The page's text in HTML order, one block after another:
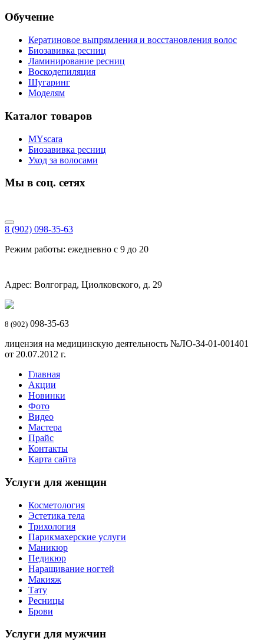
Обучение
Кератиновое выпрямления и восстановления волос
Биозавивка ресниц
Ламинирование ресниц
Воскодепиляция
Шугаринг
Моделям
Каталог товаров
MYscara
Биозавивка ресниц
Уход за волосами
Мы в соц. сетях
8 (902) 098-35-63
Режим работы: ежедневно с 9 до 20
Адрес: Волгоград, Циолковского, д. 29
8 (902) 098-35-63
лицензия на медицинскую деятельность №ЛО-34-01-001401
от 20.07.2012 г.
Главная
Акции
Новинки
Фото
Видео
Мастера
Прайс
Контакты
Карта сайта
Услуги для женщин
Косметология
Эстетика тела
Трихология
Парикмахерские услуги
Маникюр
Педикюр
Наращивание ногтей
Макияж
Тату
Ресницы
Брови
Услуги для мужчин